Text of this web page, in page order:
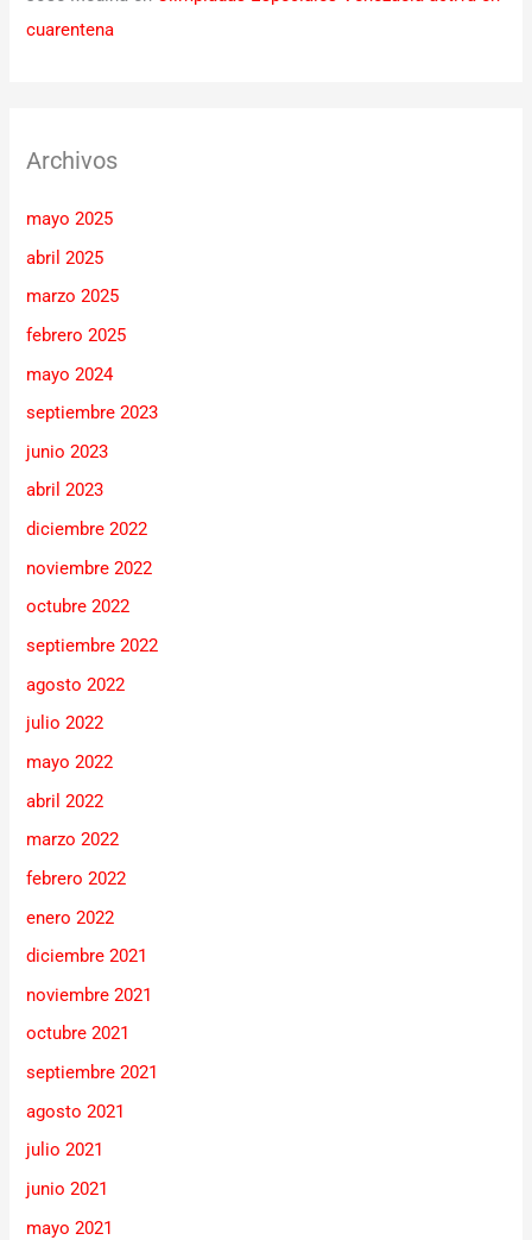
cuarentena
Archivos
mayo 2025
abril 2025
marzo 2025
febrero 2025
mayo 2024
septiembre 2023
junio 2023
abril 2023
diciembre 2022
noviembre 2022
octubre 2022
septiembre 2022
agosto 2022
julio 2022
mayo 2022
abril 2022
marzo 2022
febrero 2022
enero 2022
diciembre 2021
noviembre 2021
octubre 2021
septiembre 2021
agosto 2021
julio 2021
junio 2021
mayo 2021